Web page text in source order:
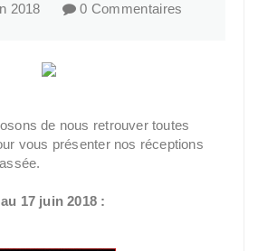
2018 0 Commentaires
de nous retrouver toutes
vous présenter nos réceptions
17 juin 2018 :